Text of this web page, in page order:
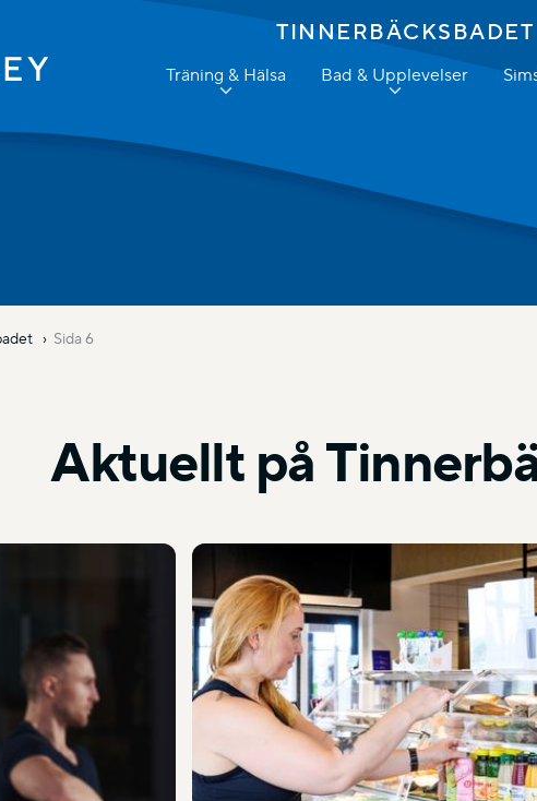
TINNERBÄCKSBADET
Träning & Hälsa Bad & Upplevelser
Sida 6
Aktuellt på